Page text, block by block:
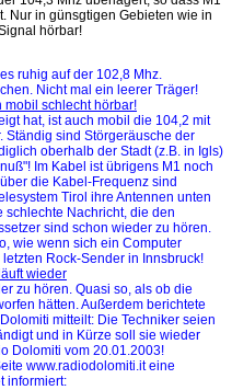
Nur in günsgtigen Gebieten wie in
hörbar!
ruhig auf der 102,8 Mhz.
Nicht mal ein leerer Träger!
mobil schlecht hörbar!
hat, ist auch mobil die 104,2 mit
Ständig sind Störgeräusche der
oberhalb der Stadt (z.B. in Igls)
Im Kabel ist übrigens M1 noch
die Kabel-Frequenz sind
Tirol ihre Antennen unten
schlechte Nachricht, die den
sind schon wieder zu hören.
wie wenn sich ein Computer
Rock-Sender in Innsbruck!
wieder
zu hören. Quasi so, als ob die
hätten. Außerdem berichtete
mitteilt: Die Techniker seien
und in Kürze soll sie wieder
Dolomiti vom 20.01.2003!
www.radiodolomiti.it eine
informiert: